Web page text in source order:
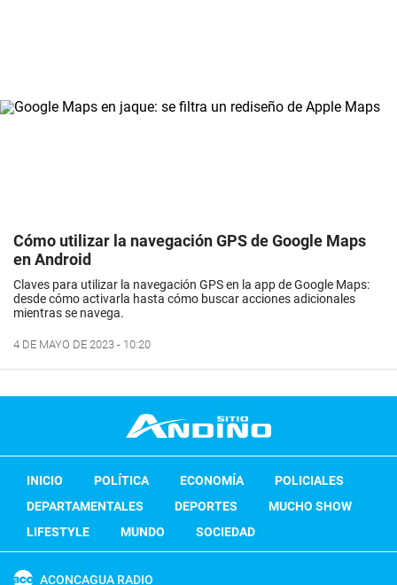
Cómo utilizar la navegación GPS de Google Maps
en Android
Claves para utilizar la navegación GPS en la app de Google Maps:
desde cómo activarla hasta cómo buscar acciones adicionales
mientras se navega.
4 DE MAYO DE 2023 - 10:20
INICIO POLÍTICA ECONOMÍA
POLICIALES
DEPARTAMENTALES
DEPORTES
MUCHO SHOW
LIFESTYLE
MUNDO SOCIEDAD
ACONCAGUA RADIO